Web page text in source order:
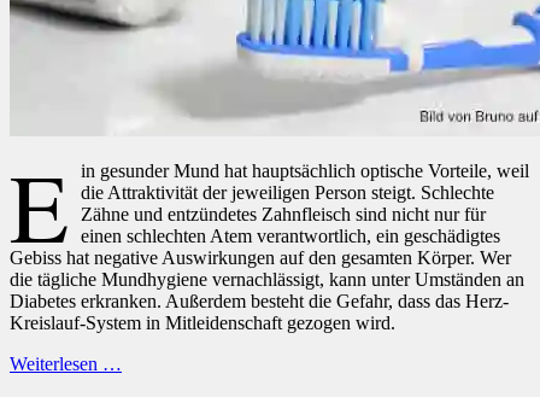
E
in gesunder Mund hat hauptsächlich optische Vorteile, weil
die Attraktivität der jeweiligen Person steigt. Schlechte
Zähne und entzündetes Zahnfleisch sind nicht nur für
einen schlechten Atem verantwortlich, ein geschädigtes
Gebiss hat negative Auswirkungen auf den gesamten Körper. Wer
die tägliche Mundhygiene vernachlässigt, kann unter Umständen an
Diabetes erkranken. Außerdem besteht die Gefahr, dass das Herz-
Kreislauf-System in Mitleidenschaft gezogen wird.
Weiterlesen …